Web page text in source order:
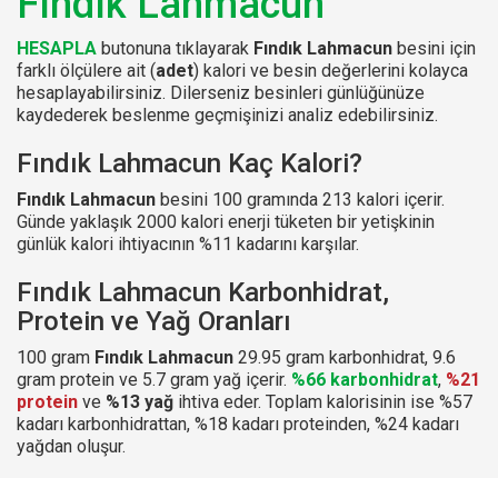
HESAPLA butonuna tıklayarak Fındık Lahmacun besini için
farklı ölçülere ait (adet) kalori ve besin değerlerini kolayca
hesaplayabilirsiniz. Dilerseniz besinleri günlüğünüze
kaydederek beslenme geçmişinizi analiz edebilirsiniz.
Fındık Lahmacun Kaç Kalori?
Fındık Lahmacun besini 100 gramında 213 kalori içerir.
Günde yaklaşık 2000 kalori enerji tüketen bir yetişkinin
günlük kalori ihtiyacının %11 kadarını karşılar.
Fındık Lahmacun Karbonhidrat,
Protein ve Yağ Oranları
100 gram Fındık Lahmacun 29.95 gram karbonhidrat, 9.6
gram protein ve 5.7 gram yağ içerir. %66 karbonhidrat, %21
protein ve %13 yağ ihtiva eder. Toplam kalorisinin ise %57
kadarı karbonhidrattan, %18 kadarı proteinden, %24 kadarı
yağdan oluşur.